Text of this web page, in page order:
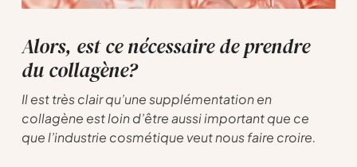
Alors, est ce nécessaire de prendre
du collagène?
Il est très clair qu’une supplémentation en
collagène est loin d’être aussi important que ce
que l’industrie cosmétique veut nous faire croire.